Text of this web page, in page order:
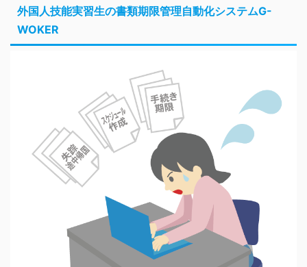
外国人技能実習生の書類期限管理自動化システムG-
WOKER